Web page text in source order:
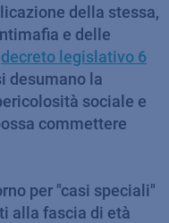
della stessa,
e delle
decreto legislativo 6
desumano la
sociale e
commettere
per "casi speciali"
alla fascia di età